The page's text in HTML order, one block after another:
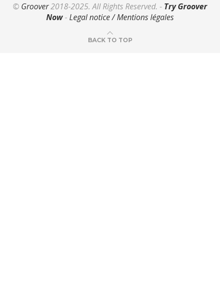
© Groover2018-2025. All Rights Reserved. - Try Groover
Now-Legal notice / Mentions légales
BACK TO TOP